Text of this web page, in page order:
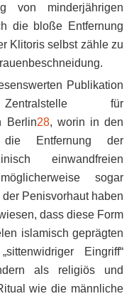
von minderjährigen
die bloße Entfernung
Klitoris selbst zähle zu
Publikation
für
Berlin28, worin in den
Entfernung der
einwandfreien
sogar
Penisvorhaut haben
dass diese Form
islamisch geprägten
Eingriff“
als religiös und
wie die männliche